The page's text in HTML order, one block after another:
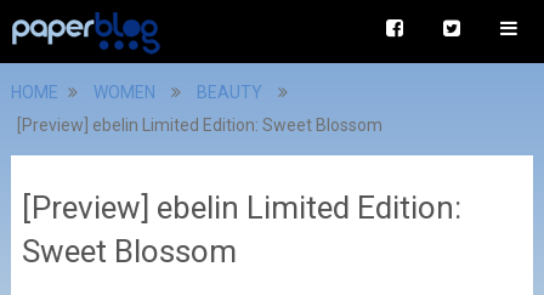
HOME WOMEN
BEAUTY
[Preview] ebelin Limited Edition: Sweet Blossom
[Preview] ebelin Limited Edition:
Sweet Blossom